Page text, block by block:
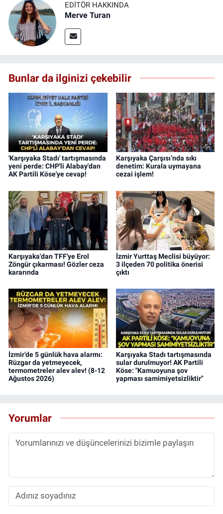
EDITÖR HAKKINDA
Merve Turan
Bunlar da ilginizi çekebilir
'Karşıyaka Stadı' tartışmasında
yeni perde: CHP'li Alabay'dan
AK Partili Köse'ye cevap!
Karşıyaka Çarşısı’nda sıkı
denetim: Kurala uymayana
cezai işlem!
Karşıyaka'dan TFF'ye Erol
Zöngür çıkarması! Gözler ceza
kararında
İzmir Yurttaş Meclisi büyüyor:
3 ilçeden 70 politika önerisi
çıktı
İzmir’de 5 günlük hava alarmı:
Rüzgar da yetmeyecek,
termometreler alev alev! (8-12
Ağustos 2026)
Karşıyaka Stadı tartışmasında
sular durulmuyor! AK Partili
Köse: "Kamuoyuna şov
yapması samimiyetsizliktir"
Yorumlar